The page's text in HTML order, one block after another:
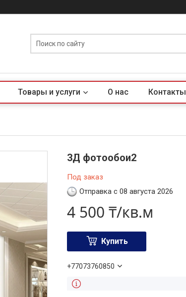
Товары и услуги О нас Контакты
3Д фотообои2
Под заказ
Отправка с 08 августа 2026
4 500 ₸/кв.м
Купить
+77073760850